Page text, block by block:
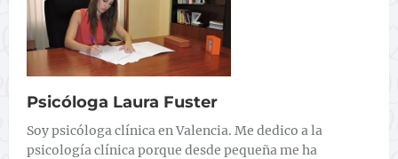
Psicóloga Laura Fuster
Soy psicóloga clínica en Valencia. Me dedico a la
psicología clínica porque desde pequeña me ha